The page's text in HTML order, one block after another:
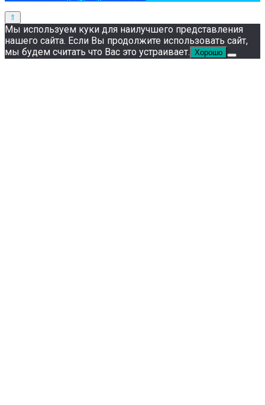
Мы используем куки для наилучшего представления
нашего сайта. Если Вы продолжите использовать сайт,
мы будем считать что Вас это устраивает. Хорошо